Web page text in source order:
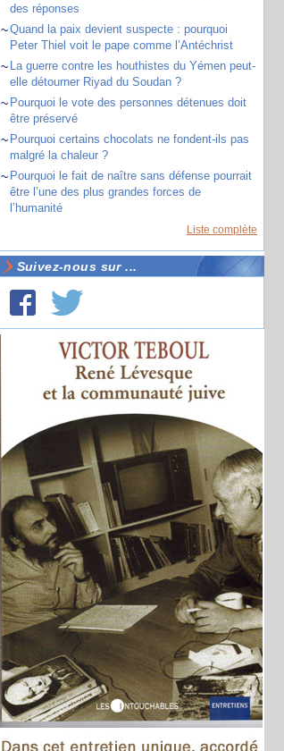
des réponses
~Quand la paix devient suspecte : pourquoi
Peter Thiel voit le pape comme l’Antéchrist
~ La guerre contre les houthistes du Yémen peut-
elle détourner Riyad du Soudan ?
~ Pourquoi le vote des personnes détenues doit
être préservé
~ Pourquoi certains chocolats ne fondent-ils pas
malgré la chaleur ?
~ Pourquoi le fait de naître sans défense pourrait
être l’une des plus grandes forces de
l’humanité
Liste complète
Suivez-nous sur ...